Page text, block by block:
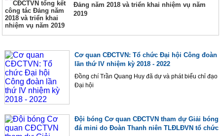
Đảng năm 2018 và triển khai nhiệm vụ năm
2019
Cơ quan CĐCTVN: Tổ chức Đại hội Công đoàn
lần thứ IV nhiệm kỳ 2018 - 2022
Đồng chí Trần Quang Huy đã dự và phát biểu chỉ đạo
Đại hội
Đội bóng Cơ quan CĐCTVN tham dự Giải bóng
đá mini do Đoàn Thanh niên TLĐLĐVN tổ chức